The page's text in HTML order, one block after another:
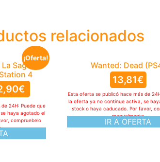
relacionados
¡Oferta!
Saga
4
€
24H: Puede que
haya agotado el
compruebelo
Wanted: Dead
13,81€
IR A OFERTA
Esta oferta se publicó hace más de
la oferta ya no continue activa, se
stock o haya caducado. Por favor,
manualmente